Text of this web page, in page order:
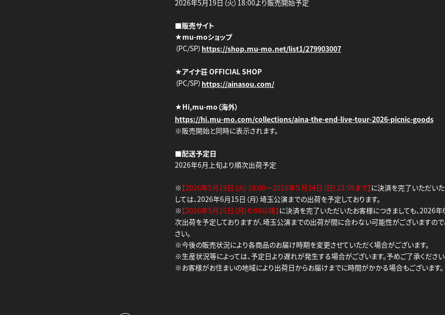
2026年5月19日（火）18:00より販売開始予定
■販売サイト
★mu-moショップ
（PC/SP） https://shop.mu-mo.net/list1/279903007
★アイナ荘 OFFICIAL SHOP
（PC/SP） https://ainasou.com/
★Hi,mu-mo（海外）
https://hi.mu-mo.com/collections/aina-the-end-live-tour-2026-picnic-goods
※販売開始と同時に表示されます。
■配送予定日
2026年6月上旬より順次出荷予定
※ 【2026年5月19日（火）18:00～2026年５月24日（日）23:59まで】に決済を完了いただい
しては、2026年6月15日（月）埼玉公演までの出荷を予定しております。
※ 【2026年5月25日（月）0:00以降】に決済を完了いただいたお客様につきましても、2026
次出荷を予定しておりますが、埼玉公演までの出荷が間に合わない可能性がございますので
さい。
※今後の販売状況により各商品のお届け時期を変更させていただく場合がございます。
※生産状況等によっては、予定日より遅れが発生する場合がございます。予めご了承ください
※お客様がお住まいの地域により出荷日からお届けまでに時間がかかる場合もございます。